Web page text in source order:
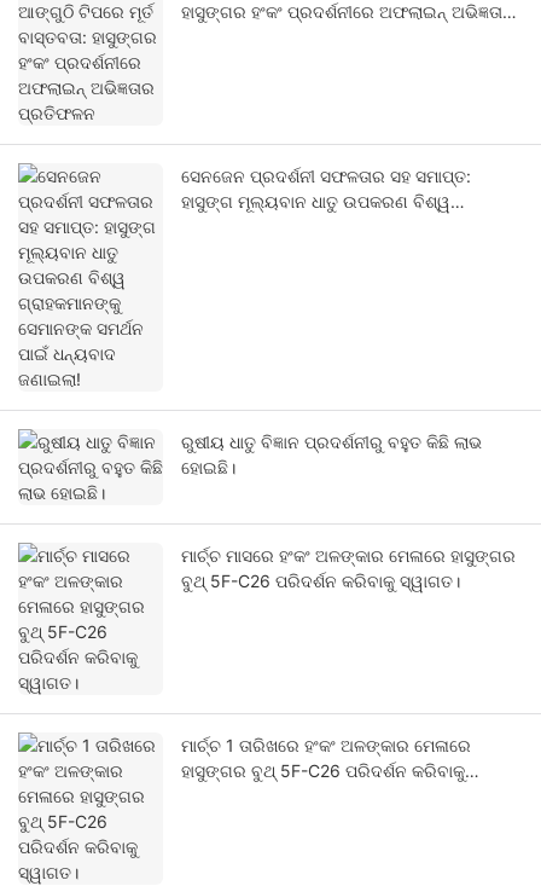
ହାସୁଙ୍ଗର ହଂକଂ ପ୍ରଦର୍ଶନୀରେ ଅଫଲାଇନ୍ ଅଭିଜ୍ଞତାର
ସେନଜେନ ପ୍ରଦର୍ଶନୀ ସଫଳତାର ସହ ସମାପ୍ତ:
ହାସୁଙ୍ଗ ମୂଲ୍ୟବାନ ଧାତୁ ଉପକରଣ ବିଶ୍ୱ
ରୁଷୀୟ ଧାତୁ ବିଜ୍ଞାନ ପ୍ରଦର୍ଶନୀରୁ ବହୁତ କିଛି ଲାଭ
ହୋଇଛି।
ମାର୍ଚ୍ଚ ମାସରେ ହଂକଂ ଅଳଙ୍କାର ମେଳାରେ ହାସୁଙ୍ଗର
ବୁଥ୍ 5F-C26 ପରିଦର୍ଶନ କରିବାକୁ ସ୍ୱାଗତ।
ମାର୍ଚ୍ଚ 1 ତାରିଖରେ ହଂକଂ ଅଳଙ୍କାର ମେଳାରେ
ହାସୁଙ୍ଗର ବୁଥ୍ 5F-C26 ପରିଦର୍ଶନ କରିବାକୁ